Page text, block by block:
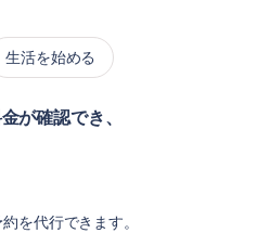
生活を始める
が確認でき、
を代行できます。